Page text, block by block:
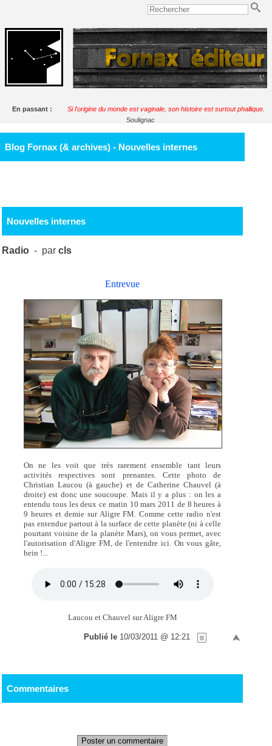
En passant :
Si l'origine du monde est vaginale, son histoire est surtout phallique.
Soulignac
Blog Fornax (& archives) - Nouvelles internes
Nouvelles internes
Radio - parcls
Entrevue
On ne les voit que très rarement ensemble tant leurs
activités respectives sont prenantes. Cette photo de
Christian Laucou (à gauche) et de Catherine Chauvel (à
droite) est donc une soucoupe. Mais il y a plus : on les a
entendu tous les deux ce matin 10 mars 2011 de 8 heures à
9 heures et demie sur Aligre FM. Comme cette radio n'est
pas entendue partout à la surface de cette planète (ni à celle
pourtant voisine de la planète Mars), on vous permet, avec
l'autorisation d'Aligre FM, de l'entendre ici. On vous gâte,
hein !...
Laucou et Chauvel sur Aligre FM
Publié le 10/03/2011 @ 12:21
Commentaires
Poster un commentaire